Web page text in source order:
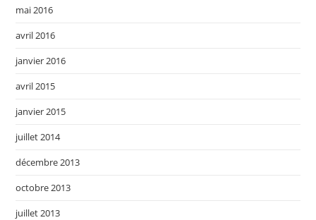
mai 2016
avril 2016
janvier 2016
avril 2015
janvier 2015
juillet 2014
décembre 2013
octobre 2013
juillet 2013